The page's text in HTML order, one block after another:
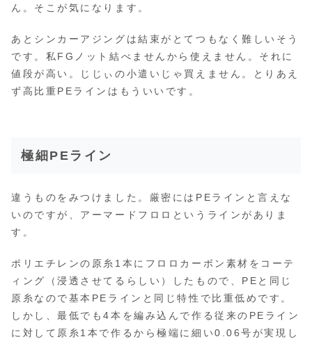
ん。そこが気になります。
あとシンカーアジングは結束がとてつもなく難しいそう
です。私FGノット結べませんから使えません。それに
値段が高い。じじぃの小遣いじゃ買えません。とりあえ
ず高比重PEラインはもういいです。
極細PEライン
違うものをみつけました。厳密にはPEラインと言えな
いのですが、アーマードフロロというラインがありま
す。
ポリエチレンの原糸1本にフロロカーボン素材をコーテ
ィング（浸透させてるらしい）したもので、PEと同じ
原糸なので基本PEラインと同じ特性で比重低めです。
しかし、最低でも4本を編み込んで作る従来のPEライン
に対して原糸1本で作るから極端に細い0.06号が実現し